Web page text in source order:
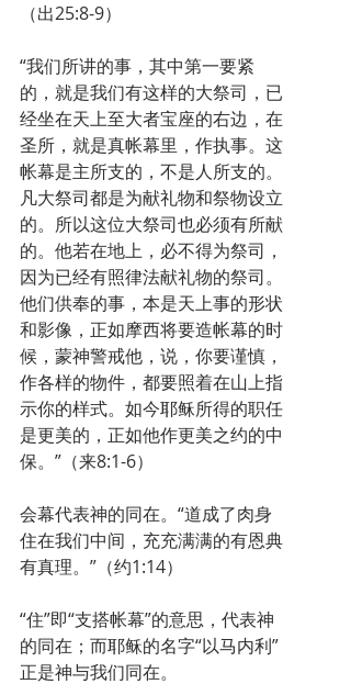
（出25:8-9）
“我们所讲的事，其中第一要紧
的，就是我们有这样的大祭司，已
经坐在天上至大者宝座的右边，在
圣所，就是真帐幕里，作执事。这
帐幕是主所支的，不是人所支的。
凡大祭司都是为献礼物和祭物设立
的。所以这位大祭司也必须有所献
的。他若在地上，必不得为祭司，
因为已经有照律法献礼物的祭司。
他们供奉的事，本是天上事的形状
和影像，正如摩西将要造帐幕的时
候，蒙神警戒他，说，你要谨慎，
作各样的物件，都要照着在山上指
示你的样式。如今耶稣所得的职任
是更美的，正如他作更美之约的中
保。”（来8:1-6）
会幕代表神的同在。“道成了肉身
住在我们中间，充充满满的有恩典
有真理。”（约1:14）
“住”即“支搭帐幕”的意思，代表神
的同在；而耶稣的名字“以马内利”
正是神与我们同在。